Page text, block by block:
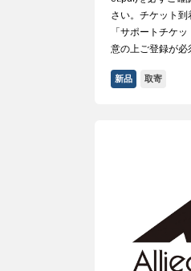
さい。チケット
「サポートチケ
意の上ご登録が必
新品 取寄